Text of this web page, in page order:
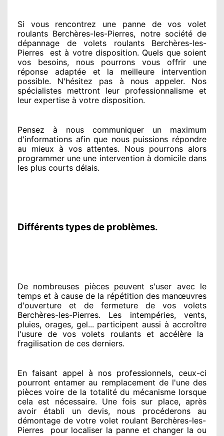
Si vous rencontrez une panne de vos volet
roulants Berchères-les-Pierres, notre sociétéde
dépannage de volets roulants Berchères-les-
Pierres
est à votre disposition. Quels que soient
vos besoins, nous pourrons vous offrir une
réponse adaptéeet la meilleure intervention
possible. N'hésitez pas à nous appeler. Nos
spécialistes mettront leur professionnalisme et
leur expertise à votre disposition.
Pensez à nous communiquer un maximum
d'informations afin que nous puissions répondre
au mieux à vos attentes. Nous pourrons alors
programmer une une intervention à domiciledans
les plus courts délais.
Différents types de problèmes.
De nombreuses pièces peuvent s'user avec le
temps et à causede la répétition des manœuvres
d'ouverture et de fermeture de vos volets
Berchères-les-Pierres. Les intempéries, vents,
pluies, orages, gel... participent aussi à accroître
l'usure de vos volets roulants et accélère la
fragilisation de ces derniers.
En faisant appel à nos professionnels, ceux-ci
pourront entamer au remplacement de l'une des
pièces voire de la totalitédu mécanisme lorsque
cela est nécessaire. Une fois sur place, après
avoir établi un devis, nous procéderons au
démontage de votre volet roulant Berchères-les-
Pierres
pourlocaliser la panne et changer la ou